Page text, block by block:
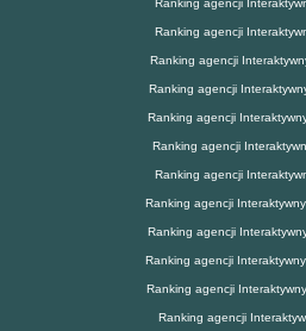
Ranking agencji
Ranking agencji
Ranking agencji
Ranking agencji
Ranking agencji
Ranking agencji
Ranking agencji
Ranking agencji
Ranking agencji
Ranking agencji
Ranking agencji
Ranking agencji